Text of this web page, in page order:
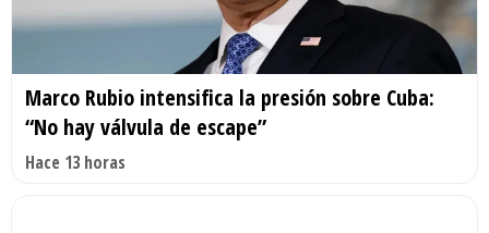
Marco Rubio intensifica la presión sobre Cuba:
“No hay válvula de escape”
Hace 13 horas